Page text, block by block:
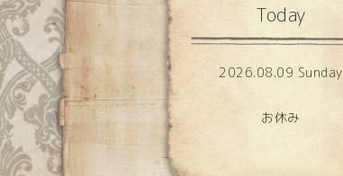
Today
2026.08.09 Sunday
お休み